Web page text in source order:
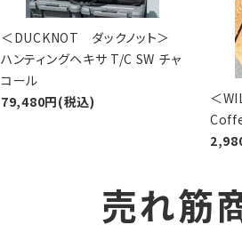
＜DUCKNOT ダックノット＞
ハンティングヘキサ T/C SW チャ
コール
79,480円(税込)
＜
売れ筋